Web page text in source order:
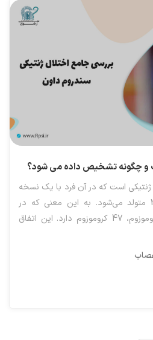
چگونه تشخیص داده می شود؟
است که در آن فرد با یک نسخه
اضافی از کروموزوم 21 متولد می‌شود. به این معنی که در
مجموع به‌جای 46 کروموزوم، 47 کروموزوم دارد. این اتفاق